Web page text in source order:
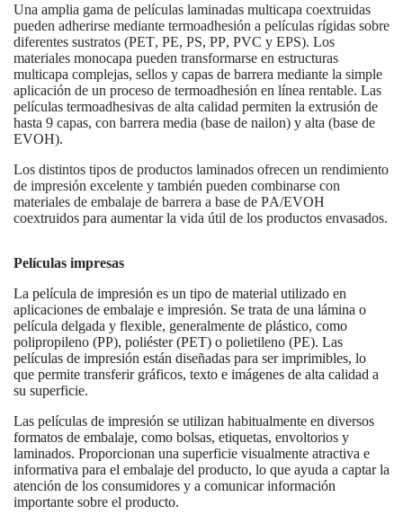
Una amplia gama de películas laminadas multicapa coextruidas
pueden adherirse mediante termoadhesión a películas rígidas sobre
diferentes sustratos (PET, PE, PS, PP, PVC y EPS). Los
materiales monocapa pueden transformarse en estructuras
multicapa complejas, sellos y capas de barrera mediante la simple
aplicación de un proceso de termoadhesión en línea rentable. Las
películas termoadhesivas de alta calidad permiten la extrusión de
hasta 9 capas, con barrera media (base de nailon) y alta (base de
EVOH).
Los distintos tipos de productos laminados ofrecen un rendimiento
de impresión excelente y también pueden combinarse con
materiales de embalaje de barrera a base de PA/EVOH
coextruidos para aumentar la vida útil de los productos envasados.
Películas impresas
La película de impresión es un tipo de material utilizado en
aplicaciones de embalaje e impresión. Se trata de una lámina o
película delgada y flexible, generalmente de plástico, como
polipropileno (PP), poliéster (PET) o polietileno (PE). Las
películas de impresión están diseñadas para ser imprimibles, lo
que permite transferir gráficos, texto e imágenes de alta calidad a
su superficie.
Las películas de impresión se utilizan habitualmente en diversos
formatos de embalaje, como bolsas, etiquetas, envoltorios y
laminados. Proporcionan una superficie visualmente atractiva e
informativa para el embalaje del producto, lo que ayuda a captar la
atención de los consumidores y a comunicar información
importante sobre el producto.